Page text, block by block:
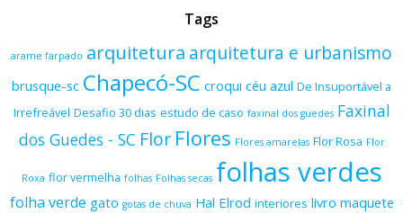
Tags
arame farpado arquitetura arquitetura e urbanismo
brusque-sc Chapecó-SC croqui céu azul De Insuportável a
Irrefreável Desafio 30 dias estudo de caso faxinal dos guedes Faxinal
dos Guedes - SC Flor Flores Flores amarelas Flor Rosa Flor
Roxa flor vermelha folhas Folhas secas folhas verdes
folha verde gato gotas de chuva Hal Elrod interiores livro maquete